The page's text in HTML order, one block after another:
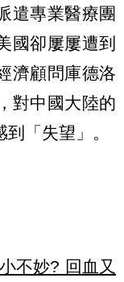
遣專業醫療團
國卻屢屢遭到
濟顧問庫德洛
對中國大陸的
「失望」。
不妙? 回血又